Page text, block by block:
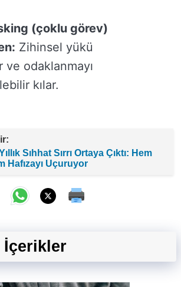
(çoklu görev)
Zihinsel yükü
ve odaklanmayı
kılar.
Sıhhat Sırrı Ortaya Çıktı: Hem
Hafızayı Uçuruyor
İçerikler